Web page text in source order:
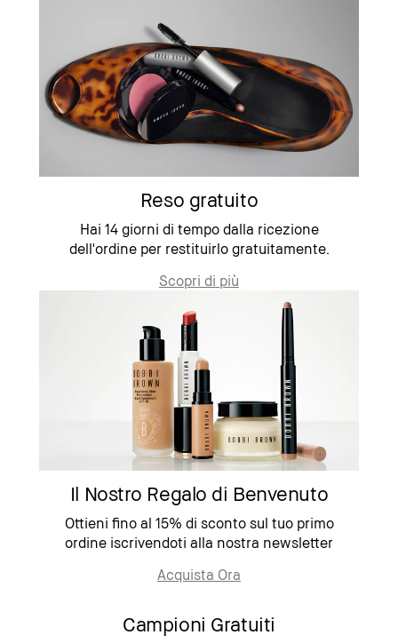
Reso gratuito
Hai 14 giorni di tempo dalla ricezione
dell'ordine per restituirlo gratuitamente.
Scopri di più
Il Nostro Regalo di Benvenuto
Ottieni fino al 15% di sconto sul tuo primo
ordine iscrivendoti alla nostra newsletter
Acquista Ora
Campioni Gratuiti